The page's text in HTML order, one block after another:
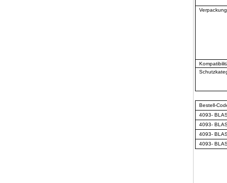
Bestell-
4093-
4093-
4093-
4093-